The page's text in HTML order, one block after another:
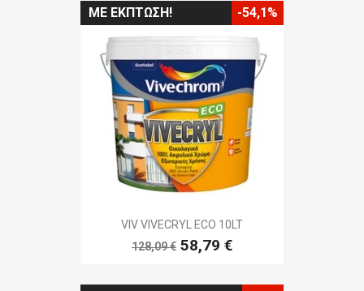
VIV VIVECRYL ECO 10LT
128,09 € 58,79 €
ΜΕ ΈΚΠΤΩΣΗ! -54,1%